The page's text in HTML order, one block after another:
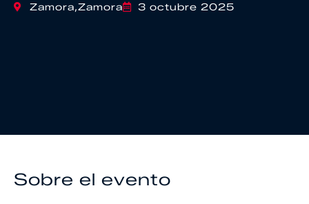
Zamora,Zamora 3 octubre 2025
Sobre el evento